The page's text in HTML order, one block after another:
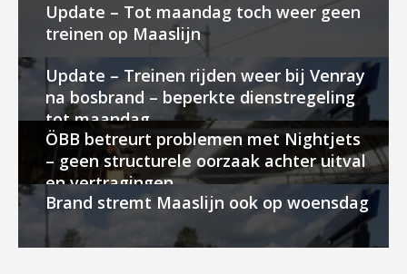
Update – Tot maandag toch weer geen
treinen op Maaslijn
Update – Treinen rijden weer bij Venray
na bosbrand – beperkte dienstregeling
tot maandag
ÖBB betreurt problemen met Nightjets
– geen structurele oorzaak achter uitval
en vertragingen
Brand stremt Maaslijn ook op woensdag